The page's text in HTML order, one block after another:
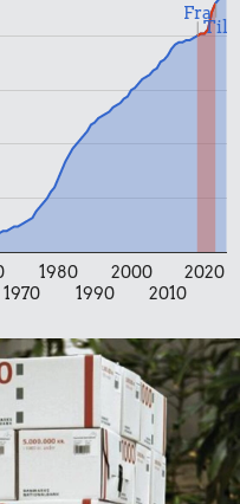
kr.
gennem tiderne.
af Oldmoney. Priser i
fra
1970
1980
1990
2000
2010
2020
Fra
Til